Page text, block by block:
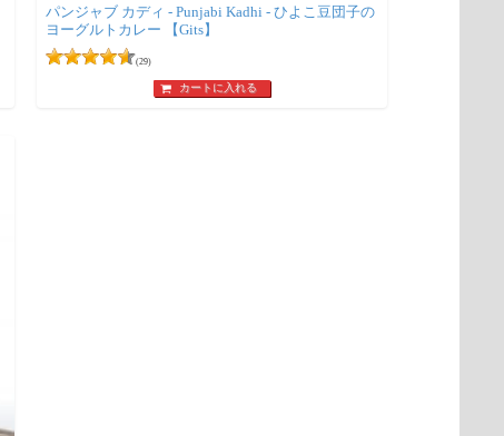
パンジャブ カディ - Punjabi Kadhi - ひよこ豆団子の
ヨーグルトカレー 【Gits】
(29)
カートに入れる